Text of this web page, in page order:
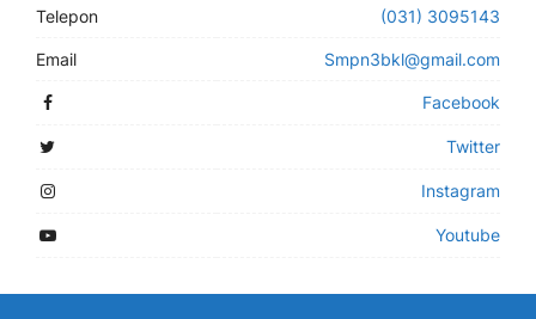
Telepon (031) 3095143
Email Smpn3bkl@gmail.com
Facebook
Twitter
Instagram
Youtube